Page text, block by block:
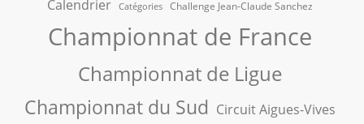
Calendrier Catégories Challenge Jean-Claude Sanchez
Championnat de France
Championnat de Ligue
Championnat du Sud Circuit Aigues-Vives